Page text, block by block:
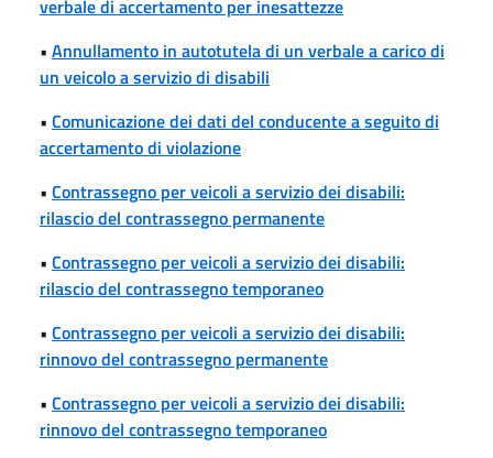
verbale di accertamento per inesattezze
• Annullamento in autotutela di un verbale a carico di
un veicolo a servizio di disabili
• Comunicazione dei dati del conducente a seguito di
accertamento di violazione
• Contrassegno per veicoli a servizio dei disabili:
rilascio del contrassegno permanente
• Contrassegno per veicoli a servizio dei disabili:
rilascio del contrassegno temporaneo
• Contrassegno per veicoli a servizio dei disabili:
rinnovo del contrassegno permanente
• Contrassegno per veicoli a servizio dei disabili:
rinnovo del contrassegno temporaneo